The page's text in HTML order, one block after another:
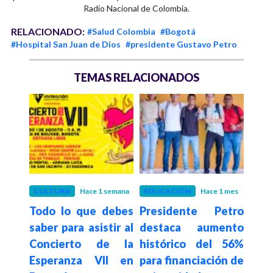
Radio Nacional de Colombia.
RELACIONADO: #Salud Colombia #Bogotá
#Hospital San Juan de Dios #presidente Gustavo Petro
TEMAS RELACIONADOS
CULTURA Hace 1 semana
Todo lo que debes
saber para asistir al
Concierto de la
Esperanza VII en
EDUCACIÓN Hace 1 mes
Presidente Petro
destaca aumento
histórico del 56%
para financiación de